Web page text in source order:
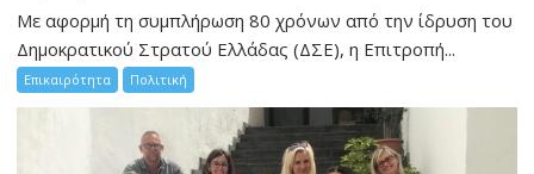
Με αφορμή τη συμπλήρωση 80 χρόνων από την ίδρυση του
Δημοκρατικού Στρατού Ελλάδας (ΔΣΕ), η Επιτροπή...
Επικαιρότητα Πολιτική